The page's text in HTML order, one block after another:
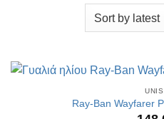
Ray-Ban Wayfarer